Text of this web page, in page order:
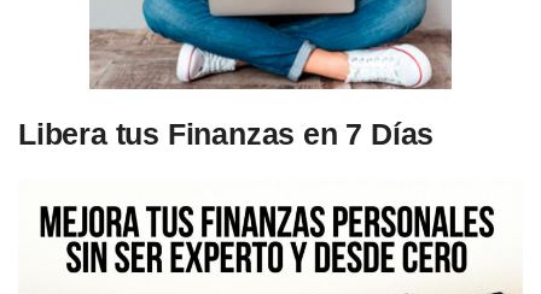
Libera tus Finanzas en 7 Días